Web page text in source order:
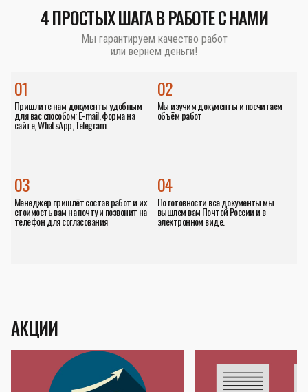
4 ПРОСТЫХ ШАГА В РАБОТЕ С НАМИ
Мы гарантируем качество работ
или вернём деньги!
01
Пришлите нам документы удобным
для вас способом: E-mail, форма на
сайте, WhatsApp, Telegram.
02
Мы изучим документы и посчитаем
объём работ
04
По готовности все документы мы
вышлем вам Почтой России и в
электронном виде.
03
Менеджер пришлёт состав работ и их
стоимость вам на почту и позвонит на
телефон для согласования
АКЦИИ